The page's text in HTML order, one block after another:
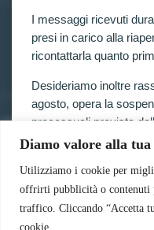
Diamo valore alla
Utilizziamo i cookie per
offrirti pubblicità o contenuti
traffico. Cliccando “Accetta
cookie.
I messaggi ricevuti
presi in carico alla
ricontattarla quanto
Desideriamo inoltre
agosto, opera la
processuali prevista
Pertanto, nella
ricorsi, impugnazioni e
processuali, compresi
sospesi.
Prenota consulenza
Privacy e Cookie Policy
Forze armate e polizia
Concorsi pubblici
Pubblico impiego
Contratti con la
Vittime del dovere ed